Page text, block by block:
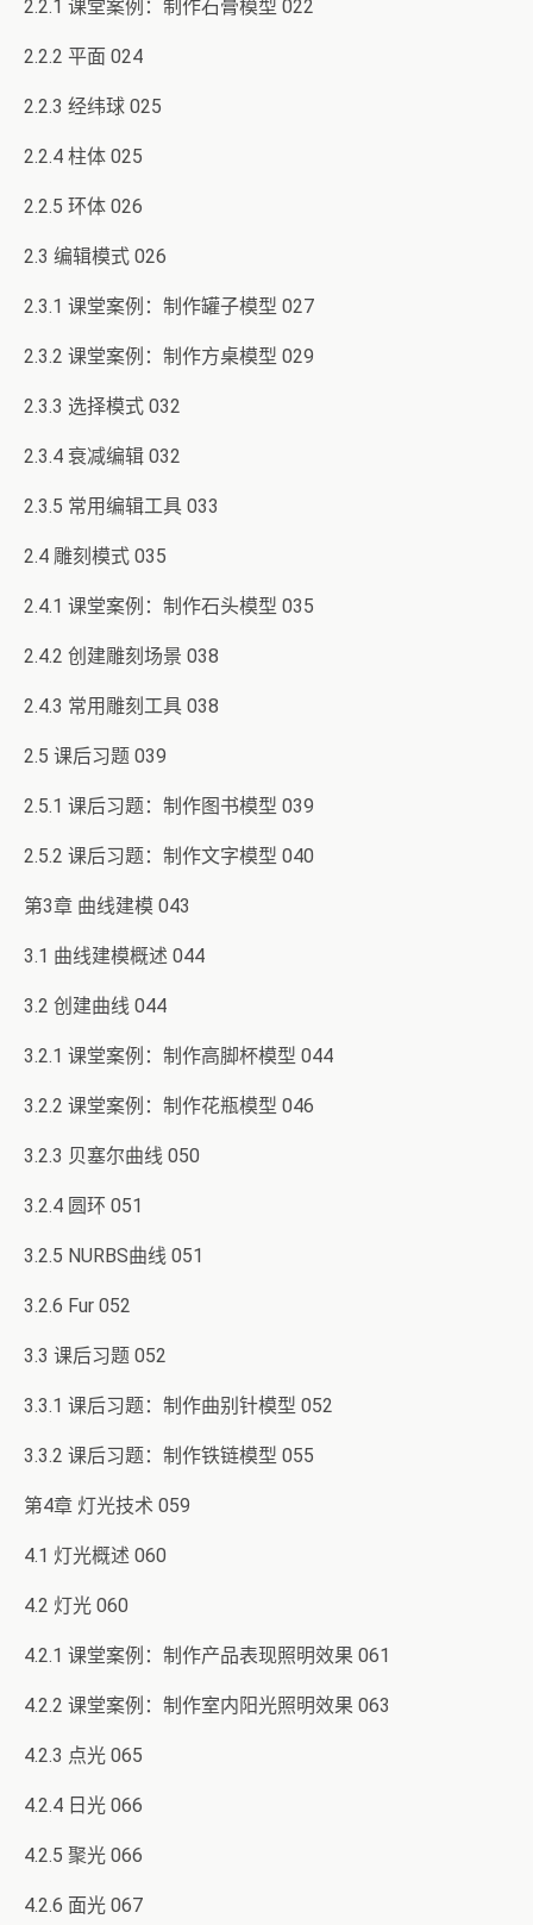
2.2.1 课堂案例：制作石膏模型 022
2.2.2 平面 024
2.2.3 经纬球 025
2.2.4 柱体 025
2.2.5 环体 026
2.3 编辑模式 026
2.3.1 课堂案例：制作罐子模型 027
2.3.2 课堂案例：制作方桌模型 029
2.3.3 选择模式 032
2.3.4 衰减编辑 032
2.3.5 常用编辑工具 033
2.4 雕刻模式 035
2.4.1 课堂案例：制作石头模型 035
2.4.2 创建雕刻场景 038
2.4.3 常用雕刻工具 038
2.5 课后习题 039
2.5.1 课后习题：制作图书模型 039
2.5.2 课后习题：制作文字模型 040
第3章 曲线建模 043
3.1 曲线建模概述 044
3.2 创建曲线 044
3.2.1 课堂案例：制作高脚杯模型 044
3.2.2 课堂案例：制作花瓶模型 046
3.2.3 贝塞尔曲线 050
3.2.4 圆环 051
3.2.5 NURBS曲线 051
3.2.6 Fur 052
3.3 课后习题 052
3.3.1 课后习题：制作曲别针模型 052
3.3.2 课后习题：制作铁链模型 055
第4章 灯光技术 059
4.1 灯光概述 060
4.2 灯光 060
4.2.1 课堂案例：制作产品表现照明效果 061
4.2.2 课堂案例：制作室内阳光照明效果 063
4.2.3 点光 065
4.2.4 日光 066
4.2.5 聚光 066
4.2.6 面光 067